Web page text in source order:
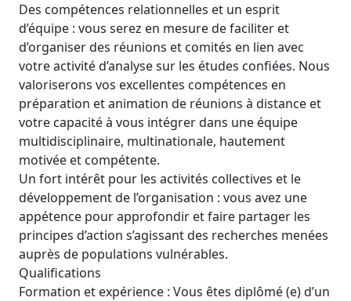
Des compétences relationnelles et un esprit
d’équipe : vous serez en mesure de faciliter et
d’organiser des réunions et comités en lien avec
votre activité d’analyse sur les études confiées. Nous
valoriserons vos excellentes compétences en
préparation et animation de réunions à distance et
votre capacité à vous intégrer dans une équipe
multidisciplinaire, multinationale, hautement
motivée et compétente.
Un fort intérêt pour les activités collectives et le
développement de l’organisation : vous avez une
appétence pour approfondir et faire partager les
principes d’action s’agissant des recherches menées
auprès de populations vulnérables.
Qualifications
Formation et expérience : Vous êtes diplômé (e) d’un